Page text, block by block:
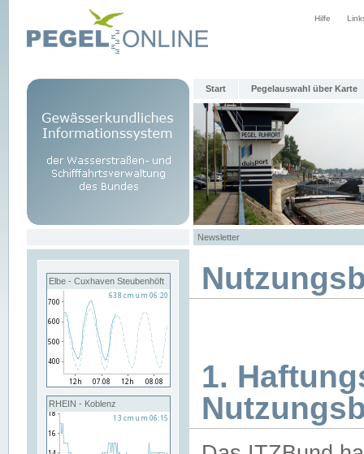
Hilfe
Start Pegelauswahl über Karte
Newsletter
Elbe - Cuxhaven Steubenhöft
RHEIN - Koblenz
1.